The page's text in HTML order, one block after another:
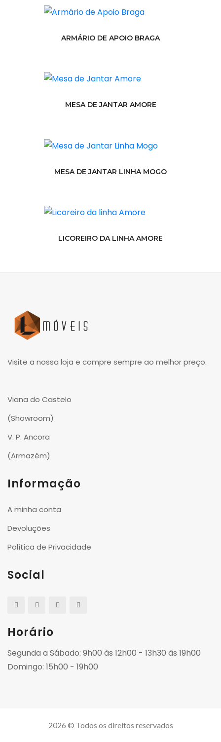
ARMÁRIO DE APOIO BRAGA
MESA DE JANTAR AMORE
MESA DE JANTAR LINHA MOGO
LICOREIRO DA LINHA AMORE
Visite a nossa loja e compre sempre ao melhor preço.
Viana do Castelo
(Showroom)
V. P. Ancora
(Armazém)
Informação
A minha conta
Devoluções
Política de Privacidade
Social
Horário
Segunda a Sábado: 9h00 às 12h00 - 13h30 às 19h00
Domingo: 15h00 - 19h00
2026 © Todos os direitos reservados